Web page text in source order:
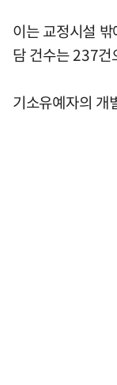
이는 교정시설
담 건수는 237건
기소유예자의 개